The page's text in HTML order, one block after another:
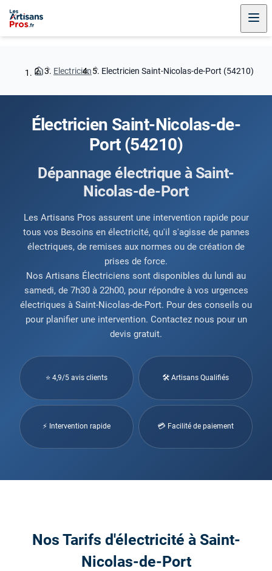
Electricien Electricien Saint-Nicolas-de-Port (54210)
Électricien Saint-Nicolas-de-
Port (54210)
Dépannage électrique à Saint-
Nicolas-de-Port
Les Artisans Pros assurent une intervention rapide pour
tous vos Besoins en électricité, qu'il s'agisse de pannes
électriques, de remises aux normes ou de création de
prises de force.
Nos Artisans Électriciens sont disponibles du lundi au
samedi, de 7h30 à 22h00, pour répondre à vos urgences
électriques à Saint-Nicolas-de-Port. Pour des conseils ou
pour planifier une intervention. Contactez nous pour un
devis gratuit.
⭐ 4,9/5 avis clients 🛠 Artisans Qualifiés
⚡ Intervention rapide 💳 Facilité de paiement
Nos Tarifs d'électricité à Saint-
Nicolas-de-Port